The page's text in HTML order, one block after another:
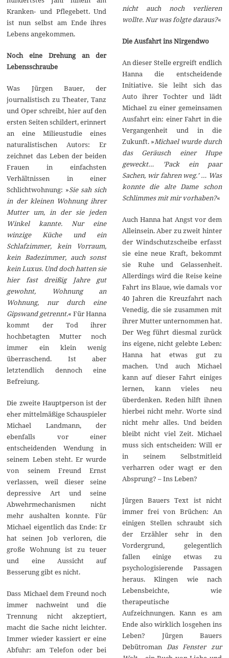
Kranken- und Pflegebett. Und
ist nun selbst am Ende ihres
Lebens angekommen.
Noch eine Drehung an der
Lebensschraube
Was Jürgen Bauer, der
journalistisch zu Theater, Tanz
und Oper schreibt, hier auf den
ersten Seiten schildert, erinnert
an eine Milieustudie eines
naturalistischen Autors: Er
zeichnet das Leben der beiden
Frauen in einfachsten
Verhältnissen in einer
Schlichtwohnung: »Sie sah sich
in der kleinen Wohnung ihrer
Mutter um, in der sie jeden
Winkel kannte. Nur eine
winzige Küche und ein
Schlafzimmer, kein Vorraum,
kein Badezimmer, auch sonst
kein Luxus. Und doch hatten sie
hier fast dreißig Jahre gut
gewohnt, Wohnung an
Wohnung, nur durch eine
Gipswand getrennt.« Für Hanna
kommt der Tod ihrer
hochbetagten Mutter noch
immer ein klein wenig
überraschend. Ist aber
letztendlich dennoch eine
Befreiung.
Die zweite Hauptperson ist der
eher mittelmäßige Schauspieler
Michael Landmann, der
ebenfalls vor einer
entscheidenden Wendung in
seinem Leben steht. Er wurde
von seinem Freund Ernst
verlassen, weil dieser seine
depressive Art und seine
Abwehrmechanismen nicht
mehr aushalten konnte. Für
Michael eigentlich das Ende: Er
hat seinen Job verloren, die
große Wohnung ist zu teuer
und eine Aussicht auf
Besserung gibt es nicht.
Dass Michael dem Freund noch
immer nachweint und die
Trennung nicht akzeptiert,
macht die Sache nicht leichter.
Immer wieder kassiert er eine
Abfuhr: am Telefon oder bei
nicht auch noch verlieren
wollte. Nur was folgte daraus?«
Die Ausfahrt ins Nirgendwo
An dieser Stelle ergreift endlich
Hanna die entscheidende
Initiative. Sie leiht sich das
Auto ihrer Tochter und lädt
Michael zu einer gemeinsamen
Ausfahrt ein: einer Fahrt in die
Vergangenheit und in die
Zukunft. »Michael wurde durch
das Geräusch einer Hupe
geweckt… ’Pack ein paar
Sachen, wir fahren weg.’ … Was
konnte die alte Dame schon
Schlimmes mit mir vorhaben?«
Auch Hanna hat Angst vor dem
Alleinsein. Aber zu zweit hinter
der Windschutzscheibe erfasst
sie eine neue Kraft, bekommt
sie Ruhe und Gelassenheit.
Allerdings wird die Reise keine
Fahrt ins Blaue, wie damals vor
40 Jahren die Kreuzfahrt nach
Venedig, die sie zusammen mit
ihrer Mutter unternommen hat.
Der Weg führt diesmal zurück
ins eigene, nicht gelebte Leben:
Hanna hat etwas gut zu
machen. Und auch Michael
kann auf dieser Fahrt einiges
lernen, kann vieles neu
überdenken. Reden hilft ihnen
hierbei nicht mehr. Worte sind
nicht mehr alles. Und beiden
bleibt nicht viel Zeit. Michael
muss sich entscheiden: Will er
in seinem Selbstmitleid
verharren oder wagt er den
Absprung? – Ins Leben?
Jürgen Bauers Text ist nicht
immer frei von Brüchen: An
einigen Stellen schraubt sich
der Erzähler sehr in den
Vordergrund, gelegentlich
fallen einige etwas zu
psychologisierende Passagen
heraus. Klingen wie nach
Lebensbeichte, wie
therapeutische
Aufzeichnungen. Kann es am
Ende also wirklich losgehen ins
Leben? Jürgen Bauers
Debütroman
Das Fenster zur